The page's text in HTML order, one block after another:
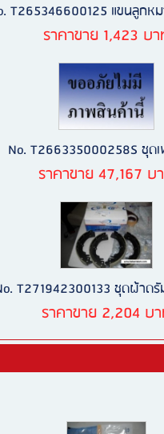
T265346600125 แขนลูกห
ราคาขาย 1,423 บ
No. T266335000258S ชุด
ราคาขาย 47,167 บ
T271942300133 ชุดผ้าดรั
ราคาขาย 2,204 บ